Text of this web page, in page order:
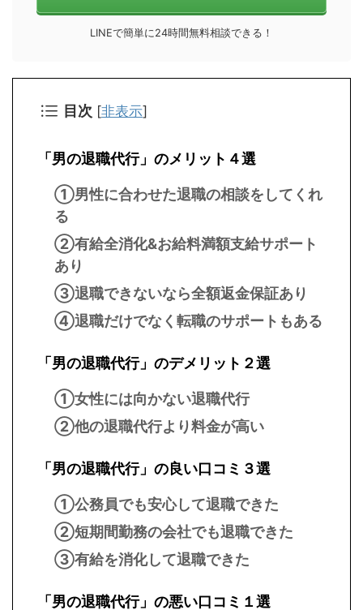
LINEで簡単に24時間無料相談できる！
目次 [非表示]
「男の退職代行」のメリット４選
①男性に合わせた退職の相談をしてくれ
る
②有給全消化&お給料満額支給サポート
あり
③退職できないなら全額返金保証あり
④退職だけでなく転職のサポートもある
「男の退職代行」のデメリット２選
①女性には向かない退職代行
②他の退職代行より料金が高い
「男の退職代行」の良い口コミ３選
①公務員でも安心して退職できた
②短期間勤務の会社でも退職できた
③有給を消化して退職できた
「男の退職代行」の悪い口コミ１選